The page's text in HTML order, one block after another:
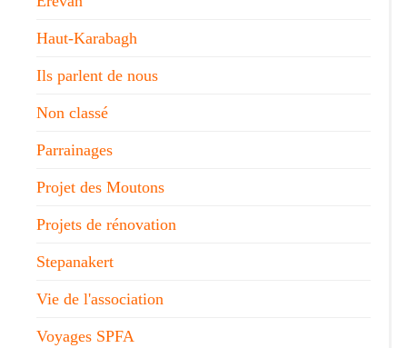
Haut-Karabagh
Ils parlent de nous
Non classé
Parrainages
Projet des Moutons
Projets de rénovation
Stepanakert
Vie de l'association
Voyages SPFA